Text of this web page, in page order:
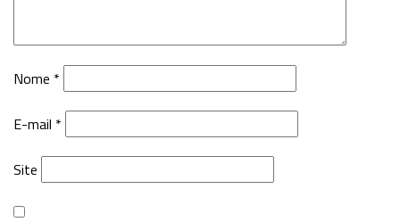
Nome *
E-mail *
Site